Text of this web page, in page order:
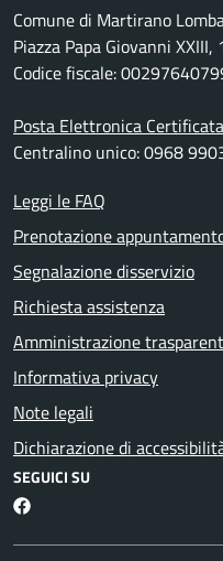
Comune di Martirano
Piazza Papa Giovanni
Codice fiscale:
Posta Elettronica Certificata
Centralino unico: 0968
Leggi le FAQ
Prenotazione
Segnalazione disservizio
Richiesta assistenza
Amministrazione
Informativa privacy
Note legali
Dichiarazione di
SEGUICI SU
Martirano Lombardo